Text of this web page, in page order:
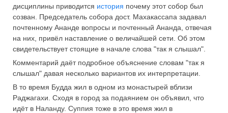
дисциплины приводится история почему этот собор был
созван. Председатель собора дост. Махакассапа задавал
почтенному Ананде вопросы и почтенный Ананда, отвечая
на них, привёл наставление о величайшей сети. Об этом
свидетельствует стоящие в начале слова "так я слышал".
Комментарий даёт подробное объяснение словам "так я
слышал" давая несколько вариантов их интерпретации.
В то время Будда жил в одном из монастырей вблизи
Раджагахи. Сходя в город за подаянием он объявил, что
идёт в Наланду. Суппия тоже в это время жил в